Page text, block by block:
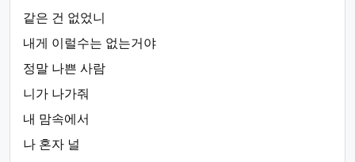
같은 건 없었니
내게 이럴수는 없는거야
정말 나쁜 사람
니가 나가줘
내 맘속에서
나 혼자 널